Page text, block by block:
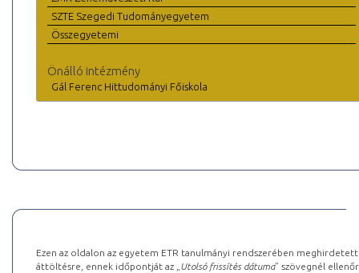
SZTE Szegedi Tudományegyetem
Összegyetemi
Önálló intézmény
Gál Ferenc Hittudományi Főiskola
Ezen az oldalon az egyetem ETR tanulmányi rendszerében
áttöltésre, ennek időpontját az „ Utolsó frissítés dátuma” szövegnél